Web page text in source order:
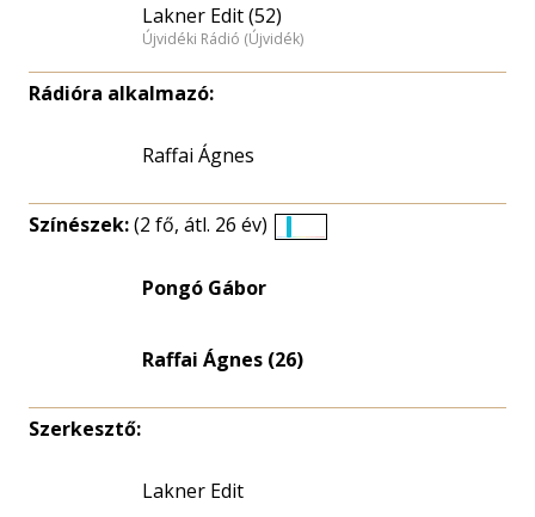
Lakner Edit (52)
Újvidéki Rádió (Újvidék)
Rádióra alkalmazó:
Raffai Ágnes
Színészek:(2 fő, átl. 26 év)
Pongó Gábor
Raffai Ágnes (26)
Szerkesztő:
Lakner Edit